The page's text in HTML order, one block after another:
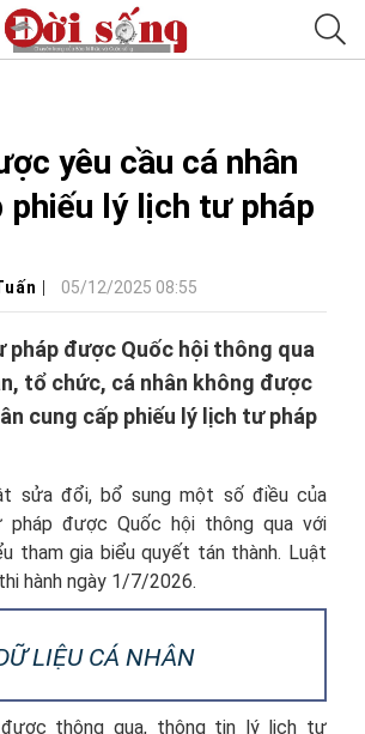
yêu cầu cá nhân
phiếu lý lịch tư pháp
05/12/2025 08:55
pháp được Quốc hội thông qua
tổ chức, cá nhân không được
cung cấp phiếu lý lịch tư pháp
sửa đổi, bổ sung một số điều của
được Quốc hội thông qua với
tham gia biểu quyết tán thành. Luật
hành ngày 1/7/2026.
LIỆU CÁ NHÂN
thông qua, thông tin lý lịch tư